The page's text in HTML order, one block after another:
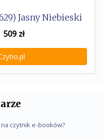
Jasny Niebieski
509 zł
czytnik e-booków?